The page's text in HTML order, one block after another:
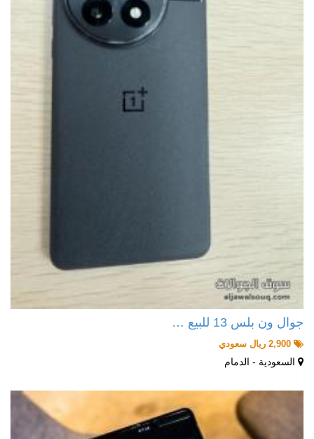
جوال ون بلس 13 للبيع …
السعودية - الدمام